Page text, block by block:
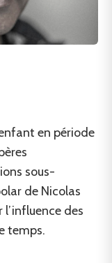
en période
sous-
de Nicolas
des
temps.